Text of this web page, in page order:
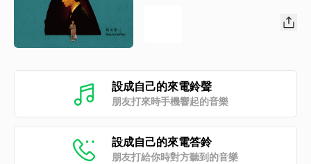
設成自己的來電鈴聲
朋友打來時手機響起的音樂
設成自己的來電答鈴
朋友打給你時對方聽到的音樂